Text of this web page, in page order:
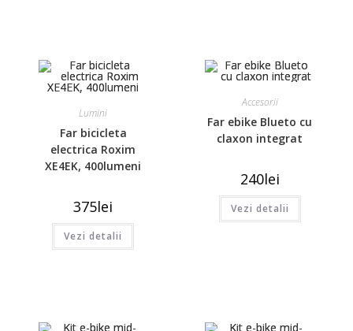
Lumini
Far bicicleta
electrica Roxim
XE4EK, 400lumeni
375lei
Vezi detalii
Accesorii
Far ebike Blueto cu
claxon integrat
240lei
Vezi detalii